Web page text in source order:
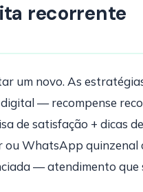
recorrente
um novo. As
— recompense
de satisfação + dicas
WhatsApp quinzenal
— atendimento que